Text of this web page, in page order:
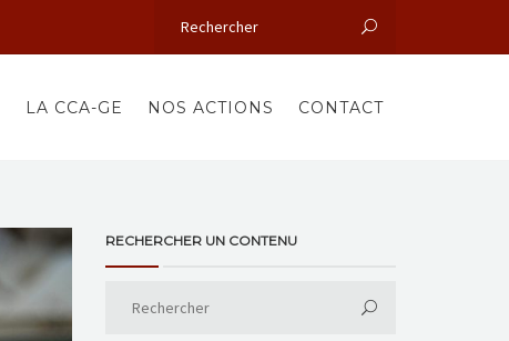
LA CCA-GE NOS ACTIONS CONTACT
RECHERCHER UN CONTENU